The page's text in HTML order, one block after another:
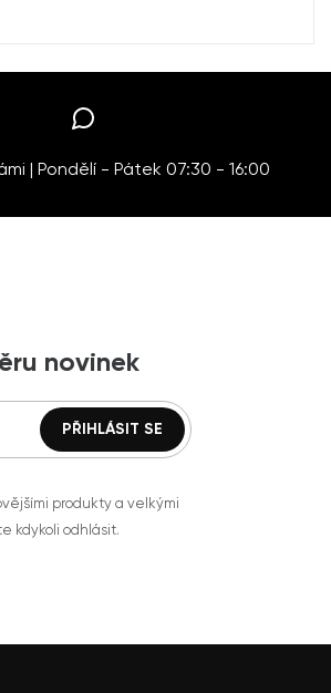
| Pondělí - Pátek 07:30 - 16:00
novinek
produkty a velkými
kdykoli odhlásit.